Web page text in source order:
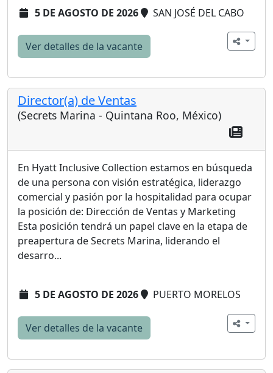
5 DE AGOSTO DE 2026 SAN JOSÉ DEL CABO
Ver detalles de la vacante
Director(a) de Ventas
(Secrets Marina - Quintana Roo, México)
En Hyatt Inclusive Collection estamos en búsqueda
de una persona con visión estratégica, liderazgo
comercial y pasión por la hospitalidad para ocupar
la posición de: Dirección de Ventas y Marketing
Esta posición tendrá un papel clave en la etapa de
preapertura de Secrets Marina, liderando el
desarro...
5 DE AGOSTO DE 2026 PUERTO MORELOS
Ver detalles de la vacante